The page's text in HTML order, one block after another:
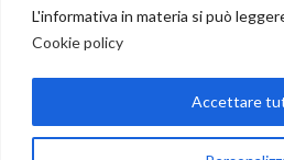
L'informativa in materia si può
Cookie policy
Accettare
Recesso
NOSTRI PARTNER
Copyright